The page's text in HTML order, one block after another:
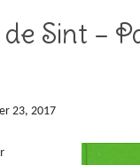
Sint –
23, 2017